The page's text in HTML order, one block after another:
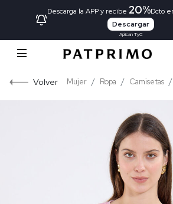
Descarga la APP y recibe 20%Dcto
Descargar
Aplican TyC
Volver Mujer Ropa Camisetas